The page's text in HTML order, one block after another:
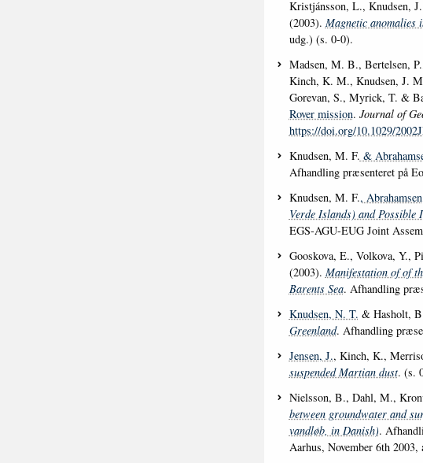
Kristjánsson, L., Knudsen,
(2003). Magnetic anomalies
udg.) (s. 0-0).
Madsen, M. B., Bertelsen,
Kinch, K. M., Knudsen, J.
Gorevan, S., Myrick, T. &
Rover mission. Journal of
https://doi.org/10.1029/
Knudsen, M. F. &
Afhandling præsenteret på
Knudsen, M. F.,
Verde Islands) and
EGS-AGU-EUG Joint
Gooskova, E., Volkova, Y.,
(2003). Manifestation of of
Barents Sea. Afhandling
Knudsen, N. T. & Hasholt,
Greenland. Afhandling
Jensen, J., Kinch, K.,
suspended Martian dust. (s.
Nielsson, B., Dahl, M.,
between groundwater and
vandløb, in Danish).
Aarhus, November 6th